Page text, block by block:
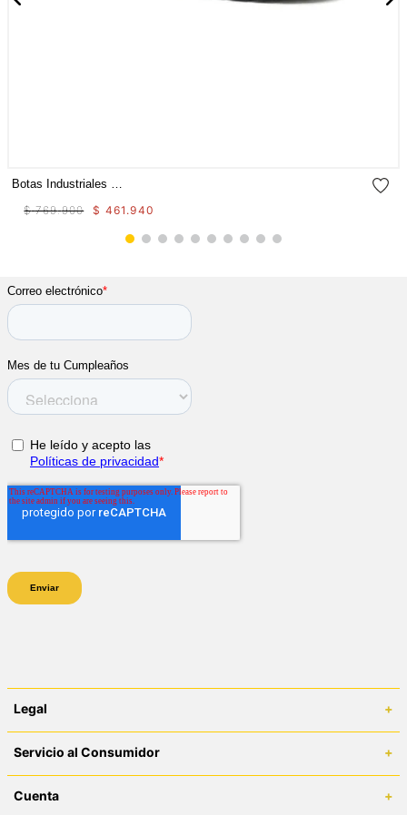
$ 769.900 $ 461 .940
Legal
+
Políticas de Cambios y Devoluciones
Servicio al Consumidor
+
Cuenta +